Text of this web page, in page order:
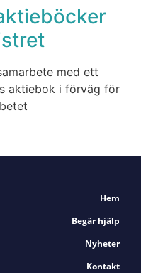
med ett
aktiebok i förväg för
Hem
Begär hjälp
Nyheter
Kontakt